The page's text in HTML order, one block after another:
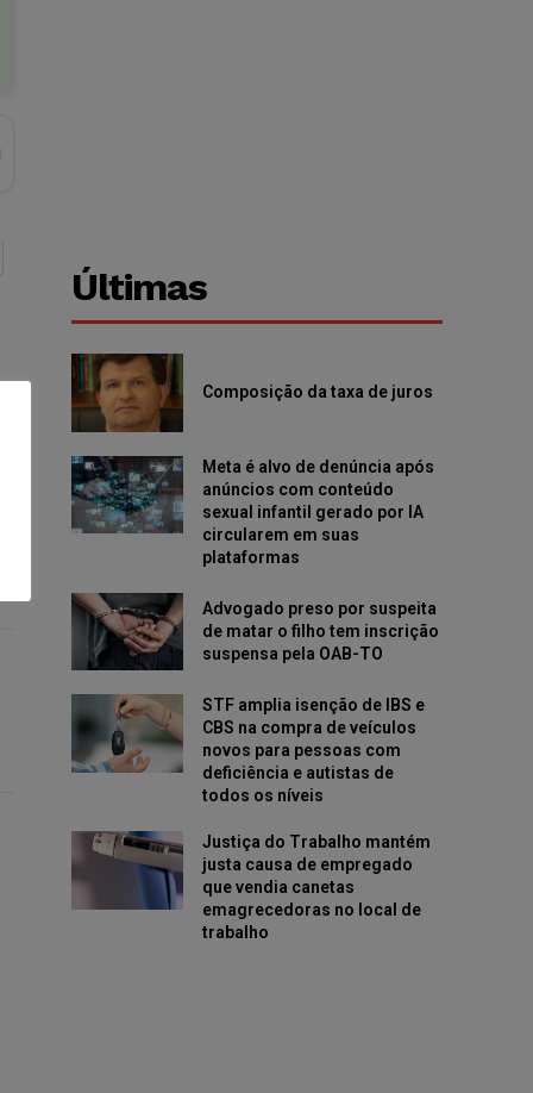
Últimas
Composição da taxa de juros
Meta é alvo de denúncia após
anúncios com conteúdo
sexual infantil gerado por IA
circularem em suas
plataformas
Advogado preso por suspeita
de matar o filho tem inscrição
suspensa pela OAB-TO
STF amplia isenção de IBS e
CBS na compra de veículos
novos para pessoas com
deficiência e autistas de
todos os níveis
Justiça do Trabalho mantém
justa causa de empregado
que vendia canetas
emagrecedoras no local de
trabalho